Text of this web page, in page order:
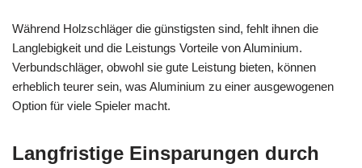
Während Holzschläger die günstigsten sind, fehlt ihnen die
Langlebigkeit und die Leistungs Vorteile von Aluminium.
Verbundschläger, obwohl sie gute Leistung bieten, können
erheblich teurer sein, was Aluminium zu einer ausgewogenen
Option für viele Spieler macht.
Langfristige Einsparungen durch